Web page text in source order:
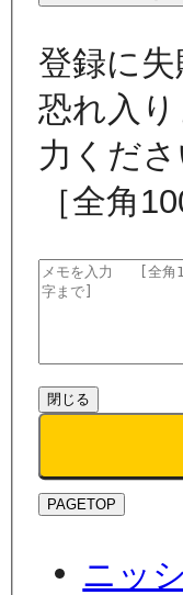
登録に失
恐れ入
力くださ
［全角
閉じる
PAGETOP
ニッ